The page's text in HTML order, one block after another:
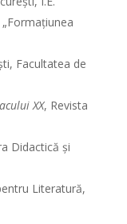
Facultatea de
XX, Revista
Didactică şi
Literatură,